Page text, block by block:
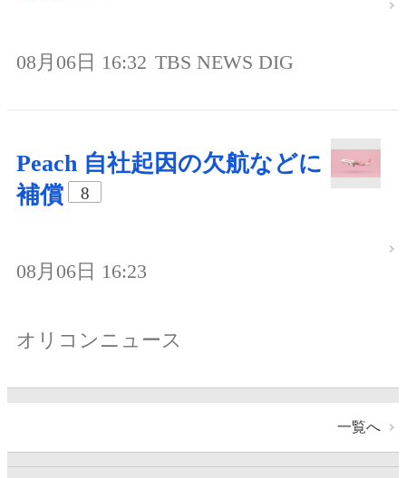
08月06日 16:32 TBS NEWS DIG
Peach 自社起因の欠航などに
補償
8
08月06日 16:23
オリコンニュース
一覧へ